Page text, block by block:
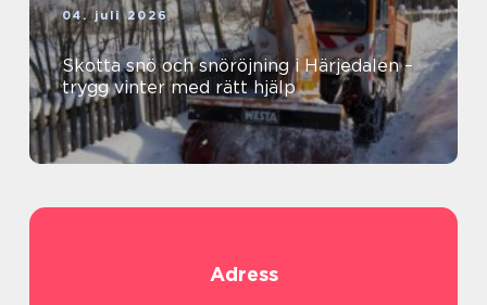
04. juli 2026
Skotta snö och snöröjning i Härjedalen –
trygg vinter med rätt hjälp
Adress